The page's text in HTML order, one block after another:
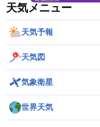
天気メニュー
天気予報
天気図
気象衛星
世界天気